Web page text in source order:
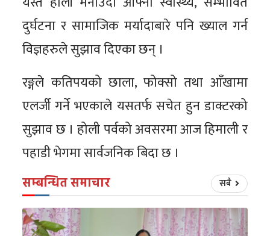
दुर्घटना र सामाजिक मर्यादाबारे पनि ख्याल गर्न
विज्ञहरुले सुझाव दिएका छन् ।
रङ्गले कतिपयको छाला, फोक्सो तथा आँखामा
एलर्जी गर्ने भएकाले यसतर्फ सचेत हुन डाक्टरको
सुझाव छ । होली पर्वको अवसरमा आज हिमाली र
पहाडी भेगमा सार्वजनिक बिदा छ ।
सम्बन्धित समाचार सबै